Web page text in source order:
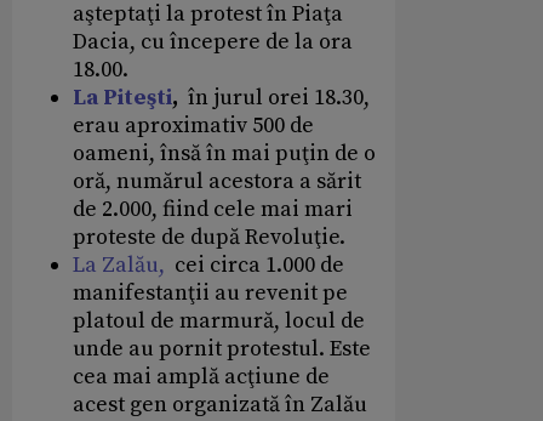
aşteptaţi la protest în Piaţa
Dacia, cu începere de la ora
18.00.
La Piteşti, în jurul orei 18.30,
erau aproximativ 500 de
oameni, însă în mai puţin de o
oră, numărul acestora a sărit
de 2.000, fiind cele mai mari
proteste de după Revoluţie.
La Zalău, cei circa 1.000 de
manifestanţii au revenit pe
platoul de marmură, locul de
unde au pornit protestul. Este
cea mai amplă acţiune de
acest gen organizată în Zalău